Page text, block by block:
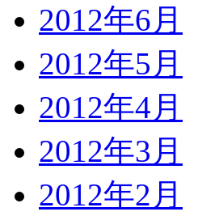
2012年6月
2012年5月
2012年4月
2012年3月
2012年2月